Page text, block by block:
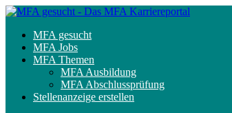
MFA gesucht
MFA Jobs
MFA Themen
MFA Ausbildung
MFA Abschlussprüfung
Stellenanzeige erstellen